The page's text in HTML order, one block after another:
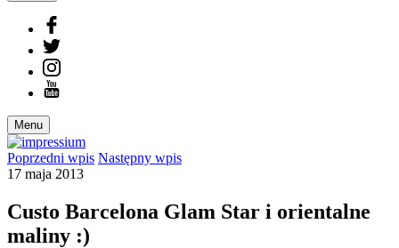
Menu
Poprzedni wpis Następny wpis
17 maja 2013
Custo Barcelona Glam Star i orientalne
maliny :)